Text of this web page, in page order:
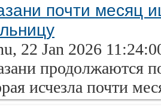
почти месяц
22 Jan 2026
продолжаются
исчезла почти